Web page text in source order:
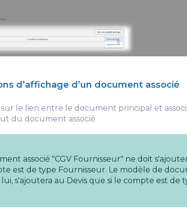
d’affichage d’un document associé
le lien entre le document principal et
du document associé
associé "CGV Fournisseur" ne doit
est de type Fournisseur. Le modèle de
lui, s'ajoutera au Devis que si le compte est de